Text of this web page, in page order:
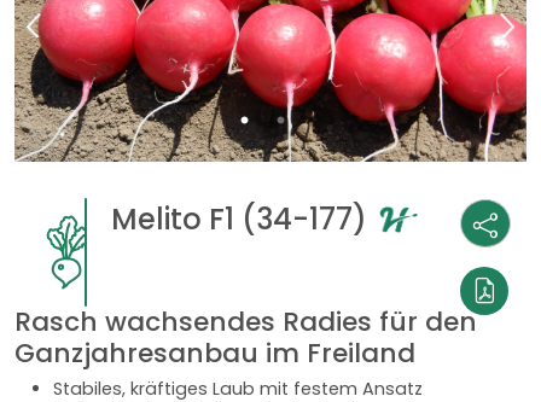
Melito F1 (34-177)
Rasch wachsendes Radies für den
Ganzjahresanbau im Freiland
Stabiles, kräftiges Laub mit festem Ansatz